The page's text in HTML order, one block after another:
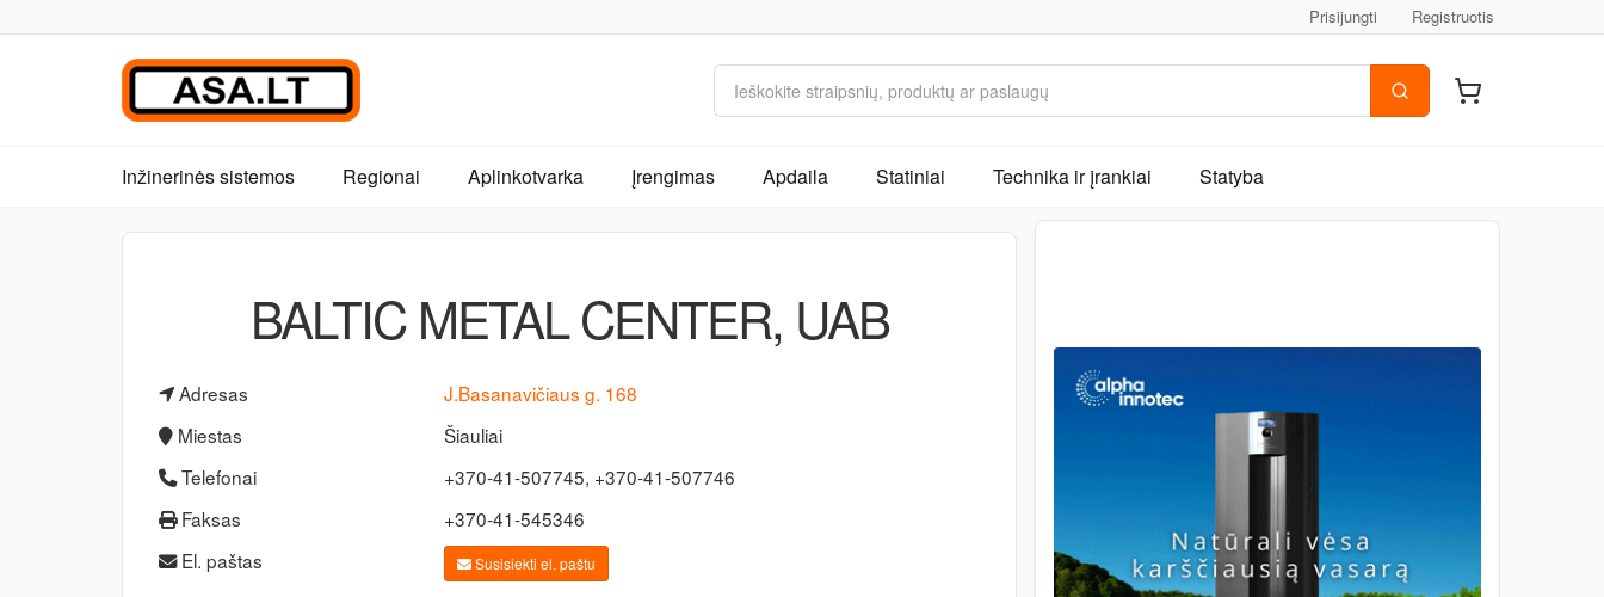
Prisijungti Registruotis
Inžinerinės sistemos Regionai Aplinkotvarka Įrengimas Apdaila Statiniai Technika ir įrankiai Statyba
BALTIC METAL CENTER, UAB
Adresas
J.Basanavičiaus g. 168
Miestas
Šiauliai
Telefonai
+370-41-507745, +370-41-507746
Faksas
+370-41-545346
El. paštas
Susisiekti el. paštu